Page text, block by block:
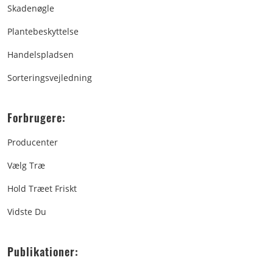
Skadenøgle
Plantebeskyttelse
Handelspladsen
Sorteringsvejledning
Forbrugere:
Producenter
Vælg Træ
Hold Træet Friskt
Vidste Du
Publikationer: